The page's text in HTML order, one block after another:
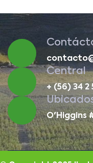
Central
+ (56) 34 2
O'Higgins